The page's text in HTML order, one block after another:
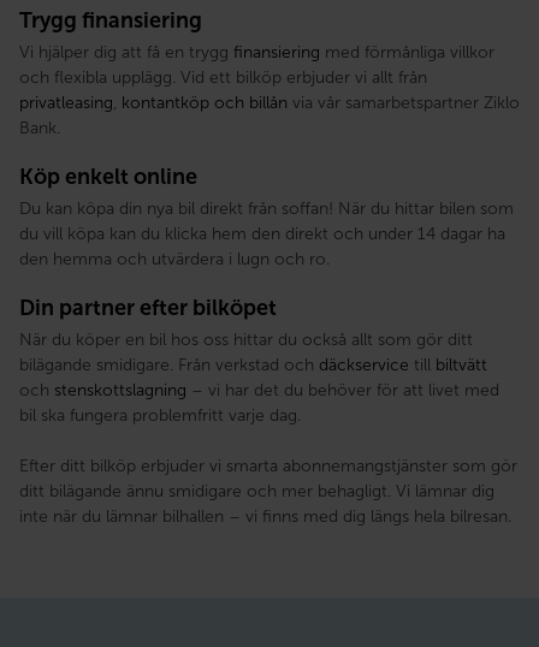
Trygg finansiering
Vi hjälper dig att få en trygg finansiering med förmånliga villkor
och flexibla upplägg. Vid ett bilköp erbjuder vi allt från
privatleasing, kontantköp och billån via vår samarbetspartner Ziklo
Bank.
Köp enkelt online
Du kan köpa din nya bil direkt från soffan! När du hittar bilen som
du vill köpa kan du klicka hem den direkt och under 14 dagar ha
den hemma och utvärdera i lugn och ro.
Din partner efter bilköpet
När du köper en bil hos oss hittar du också allt som gör ditt
bilägande smidigare. Från verkstad och däckservice till biltvätt
och stenskottslagning – vi har det du behöver för att livet med
bil ska fungera problemfritt varje dag.
Efter ditt bilköp erbjuder vi smarta abonnemangstjänster som gör
ditt bilägande ännu smidigare och mer behagligt. Vi lämnar dig
inte när du lämnar bilhallen – vi finns med dig längs hela bilresan.